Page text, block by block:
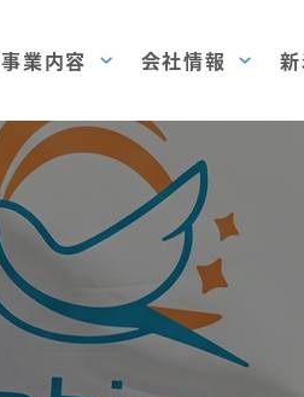
事業内容
工場内請負事業
会社情報
会社概